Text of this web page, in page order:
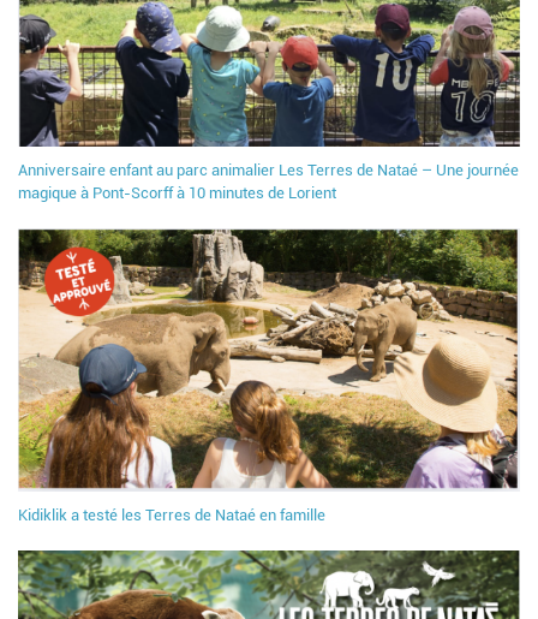
Anniversaire enfant au parc animalier Les Terres de Nataé – Une journée
magique à Pont-Scorff à 10 minutes de Lorient
Kidiklik a testé les Terres de Nataé en famille